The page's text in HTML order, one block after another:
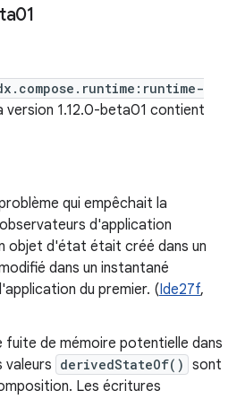
version 1.12.0-beta01 contient
qui empêchait la
d'application
objet d'état était créé dans un
dans un instantané
du premier. (Ide27f,
fuite de mémoire potentielle dans
valeurs derivedStateOf() sont
Les écritures